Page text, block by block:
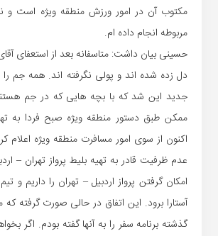
مکتوب آن در امور ورزش منطقه ویژه است و
مربوطه انجام داده ام.
حسینی بیان داشت: متاسفانه بعد از استعفای
دل زده شده اند و پولی نگرفته اند. همه جم را
جدید این شد که با بچه هایی که در جم
ممکن طبق دستور منطقه ویژه صبح فردا به
اکنون از سوی امور مسافرت منطقه ویژه اعلام
عدم ظرفیت قادر به تهیه بلیط پرواز تهران –
امکان گرفتن پرواز اردبیل – تهران را داریم و
آستارا برود. این اتفاق در حالی صورت گرفته
گذشته برنامه سفر را به آنها گفته بودم. اگر